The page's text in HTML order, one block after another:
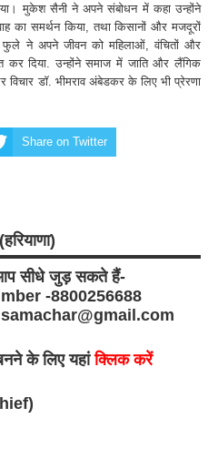
मुकेश सैनी ने अपने संबोधन में कहा उन्होंने
का समर्थन किया, तथा किसानों और मजदूरों
ने अपने जीवन को महिलाओं, वंचितों और
कर दिया. उन्होंने समाज में जाति और लैंगिक
डॉ. भीमराव अंबेडकर के लिए भी प्रेरणा
Share on Twitter
आप सीधे जुड़ सकते हैं-
-8800256688
बनने के लिए यहांक्लिक करें